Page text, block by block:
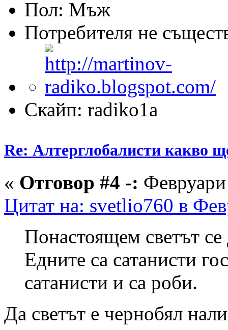
Пол:
Потребителя не
Скайп: radiko1a
Re: Алтерглобалисти какво
« Отговор #4 -:
Цитат на: svetlio760 в
Понастоящем светът
Едните са сатанисти
сатанисти и са роби.
Да светът е чернобял